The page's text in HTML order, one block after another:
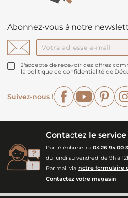
Abonnez-vous à notre
J'accepte de recevoir des offres
la politique de confidentialité de
Suivez-nous !
FacebookYouTube
Contactez le
Par téléphone au 04 26 94 00
du lundi au vendredi de 9h à
Par mail via notre formulaire
Contactez votre magasin